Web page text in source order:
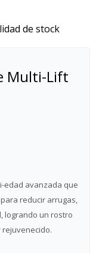
de stock
Multi-Lift
edad avanzada que
reducir arrugas,
logrando un rostro